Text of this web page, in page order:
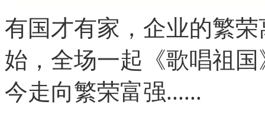
有国才有家，企业的繁
始，全场一起 《歌唱祖
今走向繁荣富强......